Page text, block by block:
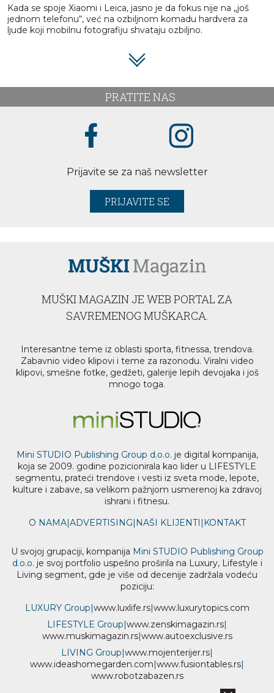
Kada se spoje Xiaomi i Leica, jasno je da fokus nije na „još
jednom telefonu“, već na ozbiljnom komadu hardvera za
ljude koji mobilnu fotografiju shvataju ozbiljno.
PRATITE NAS
Prijavite se za naš newsletter
PRIJAVITE SE
MUŠKI MAGAZIN JE WEB PORTAL ZA
SAVREMENOG MUŠKARCA.
Interesantne teme iz oblasti sporta, fitnessa, trendova.
Zabavnio video klipovi i teme za razonodu. Viralni video
klipovi, smešne fotke, gedžeti, galerije lepih devojaka i još
mnogo toga.
Mini STUDIO Publishing Group d.o.o. je digital kompanija,
koja se 2009. godine pozicionirala kao lider u LIFESTYLE
segmentu, prateći trendove i vesti iz sveta mode, lepote,
kulture i zabave, sa velikom pažnjom usmerenoj ka zdravoj
ishrani i fitnesu.
O NAMA|ADVERTISING| NAŠI KLIJENTI | KONTAKT
U svojoj grupaciji, kompanija Mini STUDIO Publishing Group
d.o.o. je svoj portfolio uspešno proširila na Luxury, Lifestyle i
Living segment, gde je više od decenije zadržala vodeću
poziciju:
LUXURY Group|www.luxlife.rs|www.luxurytopics.com
LIFESTYLE Group|www.zenskimagazin.rs|
www.muskimagazin.rs|www.autoexclusive.rs
LIVING Group|www.mojenterijer.rs|
www.ideashomegarden.com|www.fusiontables.rs|
www.robotzabazen.rs